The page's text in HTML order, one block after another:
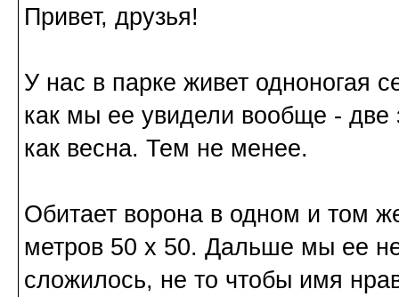
Привет, друзья!
У нас в парке живет одноногая
как мы ее увидели вообще -
как весна. Тем не менее.
Обитает ворона в одном и том
метров 50 х 50. Дальше мы ее
сложилось, не то чтобы имя